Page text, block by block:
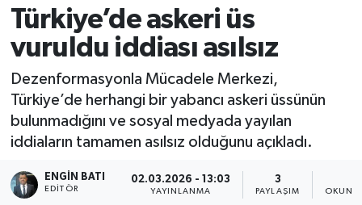
Türkiye’de askeri üs
vuruldu iddiası asılsız
Dezenformasyonla Mücadele Merkezi,
Türkiye’de herhangi bir yabancı askeri üssünün
bulunmadığını ve sosyal medyada yayılan
iddiaların tamamen asılsız olduğunu açıkladı.
ENGIN BATI
EDITÖR
02.03.2026 - 13:03
YAYINLANMA
3
PAYLAŞIM
Tüm Manşetler
Haber Arşivi